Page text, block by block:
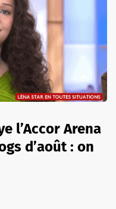
l’Accor Arena
d’août : on